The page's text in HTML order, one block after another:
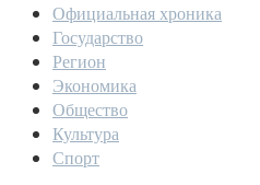
Официальная хроника
Государство
Регион
Экономика
Общество
Культура
Спорт